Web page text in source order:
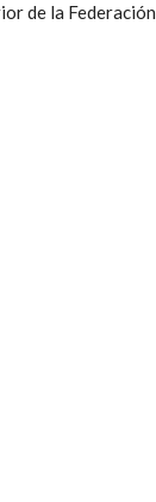
de la Federación